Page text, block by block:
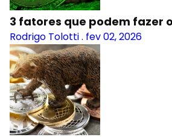
3 fatores que podem fazer
Rodrigo Tolotti. fev 02, 2026